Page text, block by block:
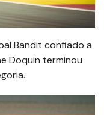
Bandit confiado a
Doquin terminou